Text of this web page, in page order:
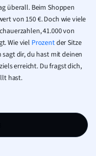
überall. Beim Shoppen
von 150 €. Doch wie viele
41.000 von
Wie viel Prozentder Sitze
dir, du hast mit deinen
erreicht. Du fragst dich,
hast.